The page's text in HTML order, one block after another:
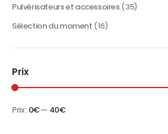
Pulvérisateurs et accessoires (35)
Sélection du moment (16)
Prix
Prix :0€— 40€